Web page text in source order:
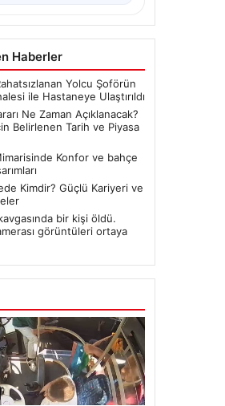
Haberler
Yolcu Şoförün
ile Hastaneye Ulaştırıldı
Ne Zaman Açıklanacak?
Belirlenen Tarih ve Piyasa
Konfor ve bahçe
Kimdir? Güçlü Kariyeri ve
bir kişi öldü.
görüntüleri ortaya